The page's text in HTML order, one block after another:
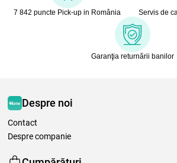
7 842 puncte Pick-up in România Servis de
Garanţia returnării banilor
Despre noi
Contact
Despre companie